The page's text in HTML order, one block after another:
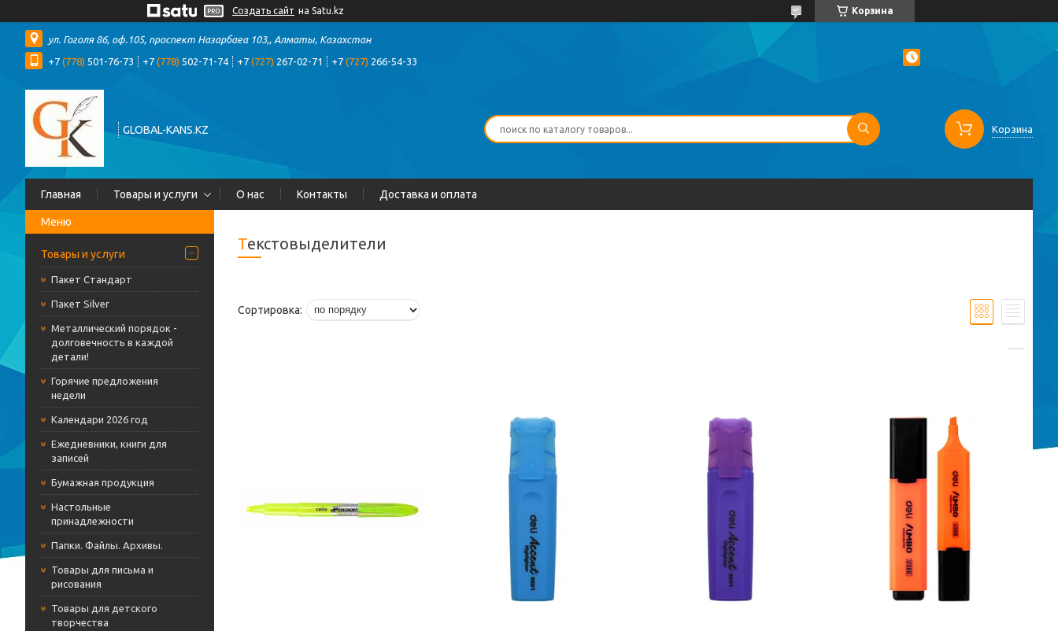
Создать сайт на Satu.kz Корзина
ул. Гоголя 86, оф.105, проспект Назарбаеа 103,, Алматы, Казахстан
+7 (778) 501-76-73 +7 (778) 502-71-74 +7 (727) 267-02-71 +7 (727) 266-54-33
GLOBAL-KANS.KZ Корзина
Главная Товары и услуги О нас Контакты Доставка и оплата
Товары и услуги
Пакет Стандарт
Пакет Silver
Металлический порядок -
долговечность в каждой
детали!
Горячие предложения
недели
Календари 2026 год
Ежедневники, книги для
записей
Бумажная продукция
Настольные
принадлежности
Папки. Файлы. Архивы.
Товары для письма и
рисования
Товары для детского
творчества
Текстовыделители